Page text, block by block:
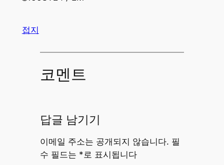
접지
코멘트
답글 남기기
이메일 주소는 공개되지 않습니다. 필
수 필드는 * 로 표시됩니다